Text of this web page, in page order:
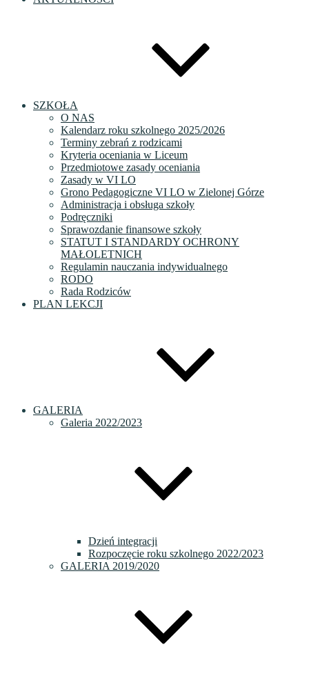
SZKOŁA
O NAS
Kalendarz roku szkolnego 2025/2026
Terminy zebrań z rodzicami
Kryteria oceniania w Liceum
Przedmiotowe zasady oceniania
Zasady w VI LO
Grono Pedagogiczne VI LO w Zielonej Górze
Administracja i obsługa szkoły
Podręczniki
Sprawozdanie finansowe szkoły
STATUT I STANDARDY OCHRONY
MAŁOLETNICH
Regulamin nauczania indywidualnego
RODO
Rada Rodziców
PLAN LEKCJI
GALERIA
Galeria 2022/2023
Dzień integracji
Rozpoczęcie roku szkolnego 2022/2023
GALERIA 2019/2020